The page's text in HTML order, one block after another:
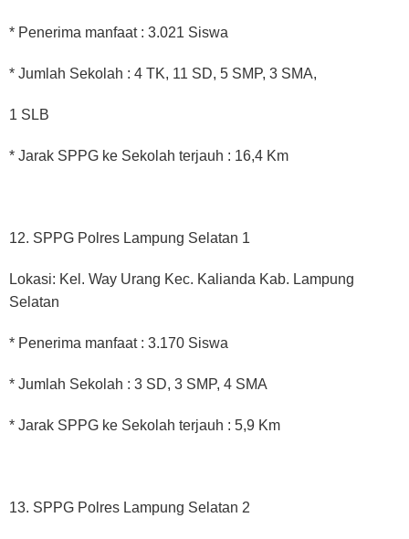
* Penerima manfaat : 3.021 Siswa
* Jumlah Sekolah : 4 TK, 11 SD, 5 SMP, 3 SMA,
1 SLB
* Jarak SPPG ke Sekolah terjauh : 16,4 Km
12. SPPG Polres Lampung Selatan 1
Lokasi: Kel. Way Urang Kec. Kalianda Kab. Lampung
Selatan
* Penerima manfaat : 3.170 Siswa
* Jumlah Sekolah : 3 SD, 3 SMP, 4 SMA
* Jarak SPPG ke Sekolah terjauh : 5,9 Km
13. SPPG Polres Lampung Selatan 2